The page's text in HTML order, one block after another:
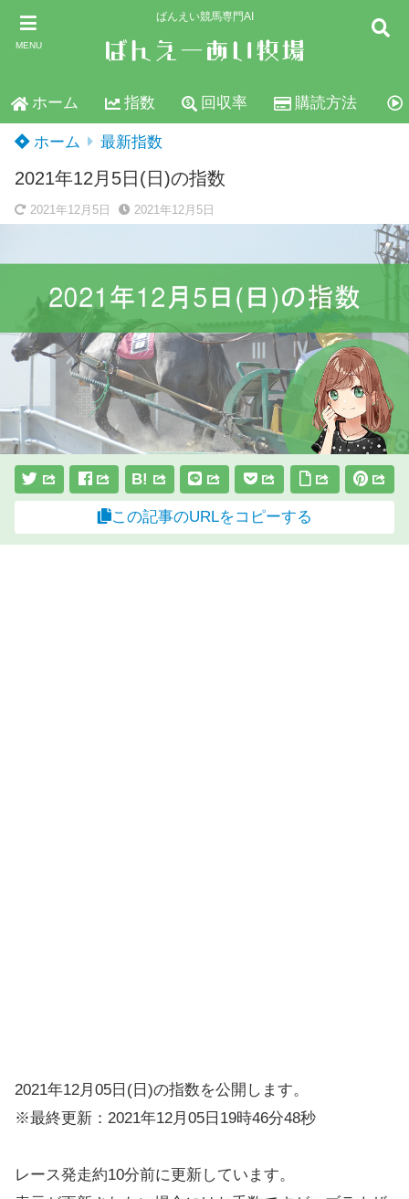
MENU
ばんえい競馬専門AI
ホーム 指数 回収率 購読方法
ホーム 最新指数
2021年12月5日(日)の指数
2021年12月5日 2021年12月5日
B!
この記事のURLをコピーする
2021年12月05日(日)の指数を公開します。
※最終更新：2021年12月05日19時46分48秒
レース発走約10分前に更新しています。